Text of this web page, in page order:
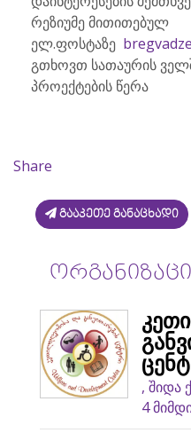
რეზიუმე მითითებულ
ელ.ფოსტაზე
გთხოვთ სათაურის
პროექტების წერა
Share
გააკეთე განაცხადი
, შიდა
4